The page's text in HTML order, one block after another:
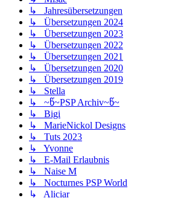
↳ Jahresübersetzungen
↳ Übersetzungen 2024
↳ Übersetzungen 2023
↳ Übersetzungen 2022
↳ Übersetzungen 2021
↳ Übersetzungen 2020
↳ Übersetzungen 2019
↳ Stella
↳ ~წ~PSP Archiv~წ~
↳ Bigi
↳ MarieNickol Designs
↳ Tuts 2023
↳ Yvonne
↳ E-Mail Erlaubnis
↳ Naise M
↳ Nocturnes PSP World
↳ Aliciar